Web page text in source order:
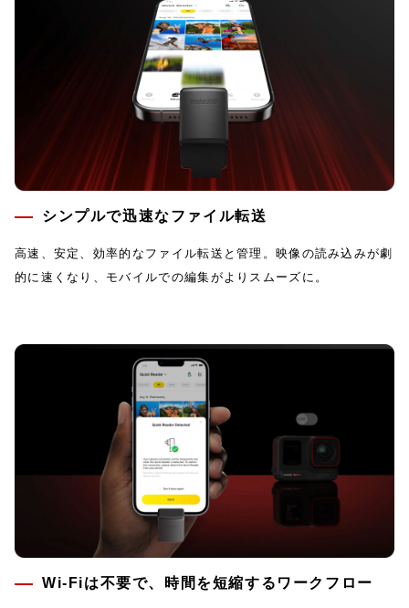
シンプルで迅速なファイル転送
高速、安定、効率的なファイル転送と管理。映像の読み込みが劇
的に速くなり、モバイルでの編集がよりスムーズに。
Wi-Fiは不要で、時間を短縮するワークフロー